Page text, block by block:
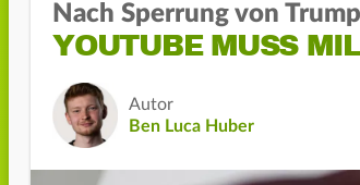
Nach Sperrung von
YOUTUBE MUSS
Autor
Ben Luca Huber